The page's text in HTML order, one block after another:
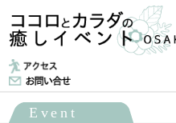
メインコンテンツへ移動
Event